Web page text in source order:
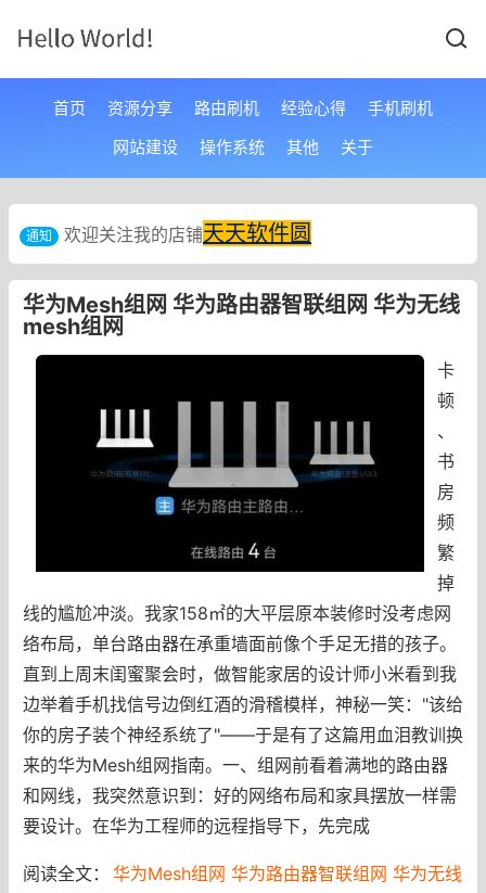
首页 资源分享 路由刷机 经验心得
手机刷机
网站建设
操作系统 其他 关于
通知 欢迎关注我的店铺天天软件圆
华为Mesh组网 华为路由器智联组网 华为无线
mesh组网
卡
顿
、
书
房
频
繁
掉
线的尴尬冲淡。我家158㎡的大平层原本装修时没考虑网
络布局，单台路由器在承重墙面前像个手足无措的孩子。
直到上周末闺蜜聚会时，做智能家居的设计师小米看到我
边举着手机找信号边倒红酒的滑稽模样，神秘一笑："该给
你的房子装个神经系统了"——于是有了这篇用血泪教训换
来的华为Mesh组网指南。一、组网前看着满地的路由器
和网线，我突然意识到：好的网络布局和家具摆放一样需
要设计。在华为工程师的远程指导下，先完成
阅读全文：
华为Mesh组网 华为路由器智联组网 华为无线